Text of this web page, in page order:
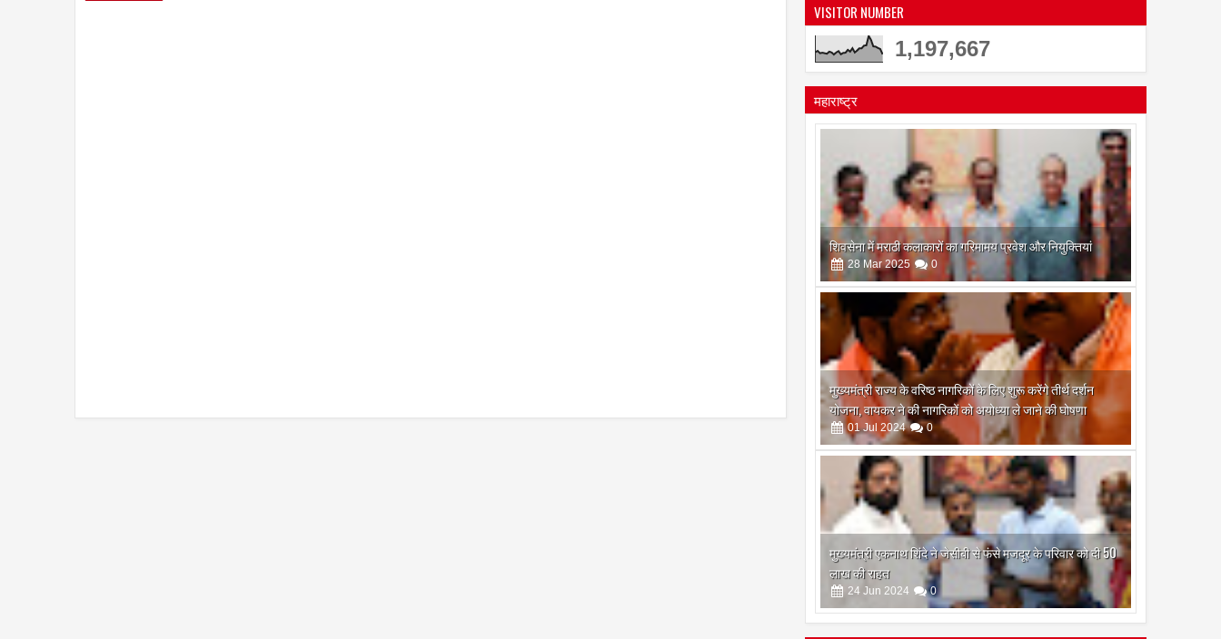
VISITOR NUMBER
1,197,667
महाराष्ट्र
शिवसेना में मराठी कलाकारों का गरिमामय प्रवेश और नियुक्तियां
28 Mar 2025 0
मुख्यमंत्री राज्य के वरिष्ठ नागरिकों के लिए शुरू करेंगे तीर्थ दर्शन
योजना, वायकर ने की नागरिकों को अयोध्या ले जाने की घोषणा
01 Jul 2024 0
मुख्यमंत्री एकनाथ शिंदे ने जेसीबी से फंसे मजदूर के परिवार को दी 50
लाख की राहत
24 Jun 2024 0